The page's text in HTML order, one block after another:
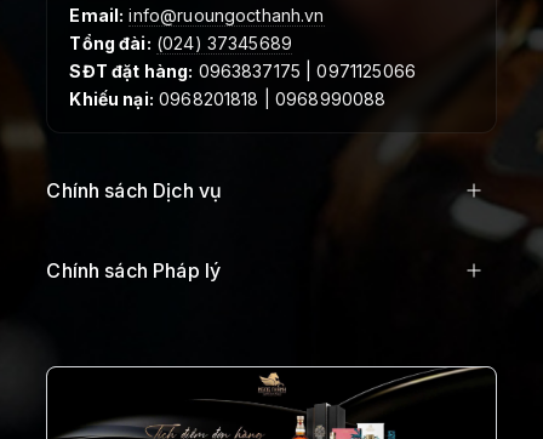
Email: info@ruoungocthanh.vn
Tổng đài: (024) 37345689
SĐT đặt hàng: 0963837175 | 0971125066
Khiếu nại: 0968201818 | 0968990088
Chính sách Dịch vụ
Chính sách Pháp lý